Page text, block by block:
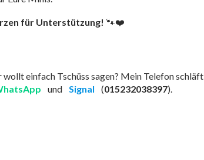
für Unterstützung! 🐾❤️
einfach Tschüss sagen? Mein Telefon schläft
und Signal (015232038397).